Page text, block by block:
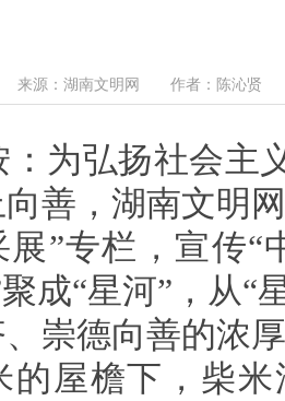
来源：湖南文明网 作者：陈沁
为弘扬社会主
善，湖南文明
展”专栏，宣传“
成“星河”，从“
、崇德向善的浓
的屋檐下，柴